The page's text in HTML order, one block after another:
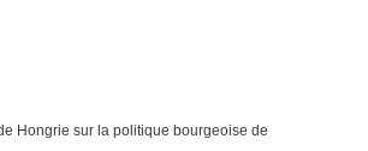
Hongrie sur la politique bourgeoise de